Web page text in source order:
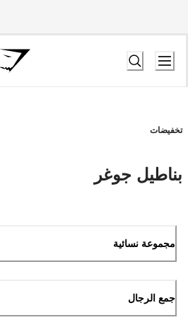
تخفيضات
بناطيل جوغر
مجموعة نسائية
جمع الرجال